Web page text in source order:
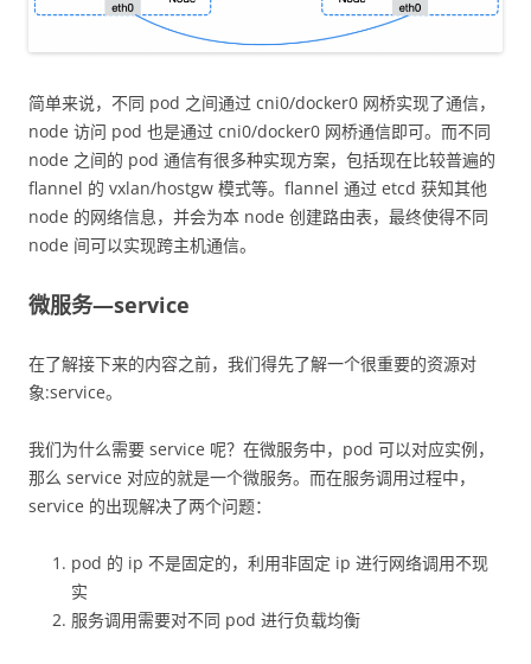
简单来说，不同 pod 之间通过 cni0/docker0 网桥实现了通信，
node 访问 pod 也是通过 cni0/docker0 网桥通信即可。而不同
node 之间的 pod 通信有很多种实现方案，包括现在比较普遍的
flannel 的 vxlan/hostgw 模式等。flannel 通过 etcd 获知其他
node 的网络信息，并会为本 node 创建路由表，最终使得不同
node 间可以实现跨主机通信。
微服务—service
在了解接下来的内容之前，我们得先了解一个很重要的资源对
象:service。
我们为什么需要 service 呢？在微服务中，pod 可以对应实例，
那么 service 对应的就是一个微服务。而在服务调用过程中，
service 的出现解决了两个问题：
pod 的 ip 不是固定的，利用非固定 ip 进行网络调用不现
实
服务调用需要对不同 pod 进行负载均衡